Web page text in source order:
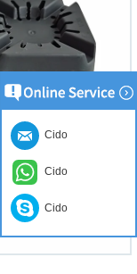
Cido
Cido
Cido